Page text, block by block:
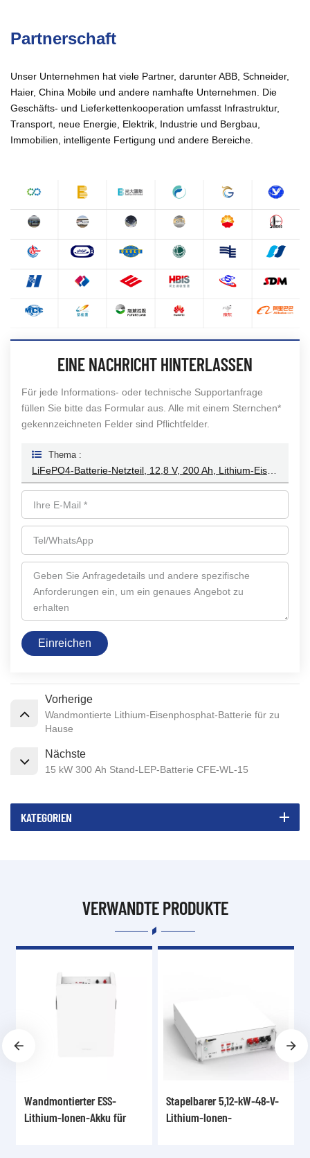
Partnerschaft
Unser Unternehmen hat viele Partner, darunter ABB, Schneider,
Haier, China Mobile und andere namhafte Unternehmen. Die
Geschäfts- und Lieferkettenkooperation umfasst Infrastruktur,
Transport, neue Energie, Elektrik, Industrie und Bergbau,
Immobilien, intelligente Fertigung und andere Bereiche.
EINE NACHRICHT HINTERLASSEN
Für jede Informations- oder technische Supportanfrage
füllen Sie bitte das Formular aus. Alle mit einem Sternchen*
gekennzeichneten Felder sind Pflichtfelder.
Thema :
Einreichen
Vorherige
Wandmontierte Lithium-Eisenphosphat-Batterie für zu
Hause
Nächste
15 kW 300 Ah Stand-LEP-Batterie CFE-WL-15
KATEGORIEN
VERWANDTE PRODUKTE
Wandmontierter ESS-
Lithium-Ionen-Akku für
Stapelbarer 5,12-kW-48-V-
Lithium-Ionen-